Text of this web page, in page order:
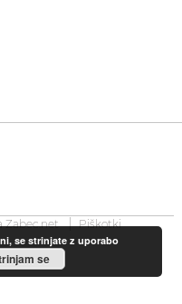
Zabec.net
Piškotki
se strinjate z uporabo
se